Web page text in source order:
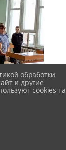
обработки
и другие
cookies